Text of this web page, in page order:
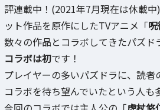
評連載中！(2021年7月現在は休載中
ット作品を原作にしたTVアニメ「
数々の作品とコラボしてきたパズド
コラボは初です！
プレイヤーの多いパズドラに、読者
コラボを待ち望んでいたという人も